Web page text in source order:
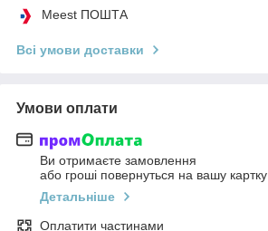
Meest ПОШТА
Всі умови доставки
Умови оплати
Ви отримаєте замовлення
або гроші повернуться на вашу картку
Детальніше
Оплатити частинами